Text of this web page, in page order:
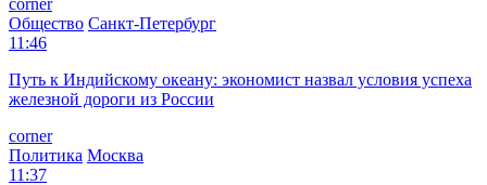
Общество Санкт-Петербург
11:46
Путь к Индийскому океану: экономист назвал условия успеха
железной дороги из России
corner
Политика Москва
11:37